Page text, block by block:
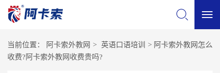
当前位置： 阿卡索外教网 > 英语口语培训 > 阿卡索外教网怎么
收费?阿卡索外教网收费贵吗?